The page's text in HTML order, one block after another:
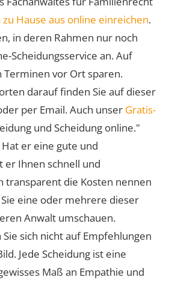
Hause aus online einreichen.
in deren Rahmen nur noch
Scheidungsservice an. Auf
Terminen vor Ort sparen.
darauf finden Sie auf dieser
per Email. Auch unser Gratis-
und Scheidung online."
er eine gute und
er Ihnen schnell und
transparent die Kosten nennen
eine oder mehrere dieser
Anwalt umschauen.
sich nicht auf Empfehlungen
Jede Scheidung ist eine
Maß an Empathie und